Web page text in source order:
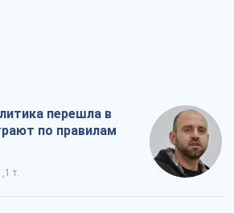
перешла в
по правилам
т.